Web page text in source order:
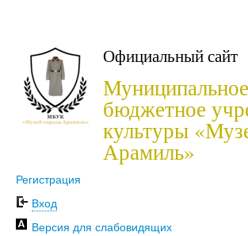
Официальный сайт
Муниципальное
бюджетное
культуры
Арамиль»
Регистрация
Вход
Версия для слабовидящих